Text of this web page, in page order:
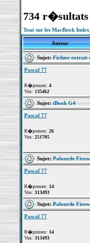
734
Tout sur les MacBook
Auteur
Sujet:Fichier extrait
Pascal 77
R�ponses: 4
Vus: 135462
Sujet:iBook G4
Pascal 77
R�ponses: 26
Vus: 251705
Sujet:Palourde
Pascal 77
R�ponses: 14
Vus: 313493
Sujet:Palourde
Pascal 77
R�ponses: 14
Vus: 313493